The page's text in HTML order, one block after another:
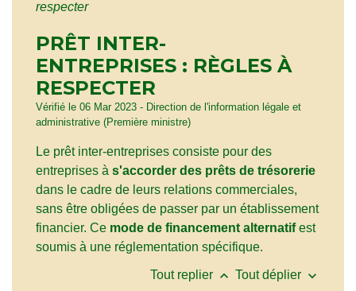
respecter
PRÊT INTER-
ENTREPRISES : RÈGLES À
RESPECTER
Vérifié le 06 Mar 2023 - Direction de l'information légale et
administrative (Première ministre)
Le prêt inter-entreprises consiste pour des
entreprises à s'accorder des prêts de trésorerie
dans le cadre de leurs relations commerciales,
sans être obligées de passer par un établissement
financier. Ce mode de financement alternatifest
soumis à une réglementation spécifique.
Tout replier keyboard_arrow_up Tout déplier keyboard_arrow_down